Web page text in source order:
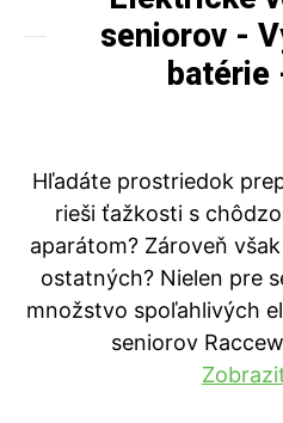
seniorov -
batérie
Hľadáte prostriedok
rieši ťažkosti s
aparátom? Zároveň
ostatných? Nielen pre
množstvo spoľahlivých
seniorov